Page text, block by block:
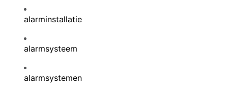
alarminstallatie
alarmsysteem
alarmsystemen